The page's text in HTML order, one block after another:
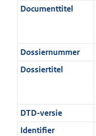
f
a
a
n
m
a
i
r
m
t
b
e
o
r
a
K
Documenttitel
Dossiernummer
Dossiertitel
DTD-versie
Identifier